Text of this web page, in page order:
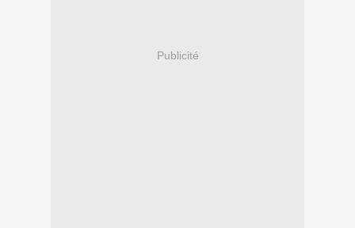
Publicité